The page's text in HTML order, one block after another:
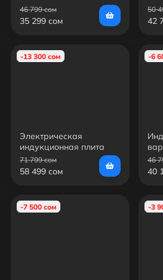
46 799 сом
35 299 сом
50
42
-13 300 сом
Электрическая
индукционная плита
Hansa FCIWS582597
71 799 сом
58 499 сом
-6
46
40
-7 500 сом -3